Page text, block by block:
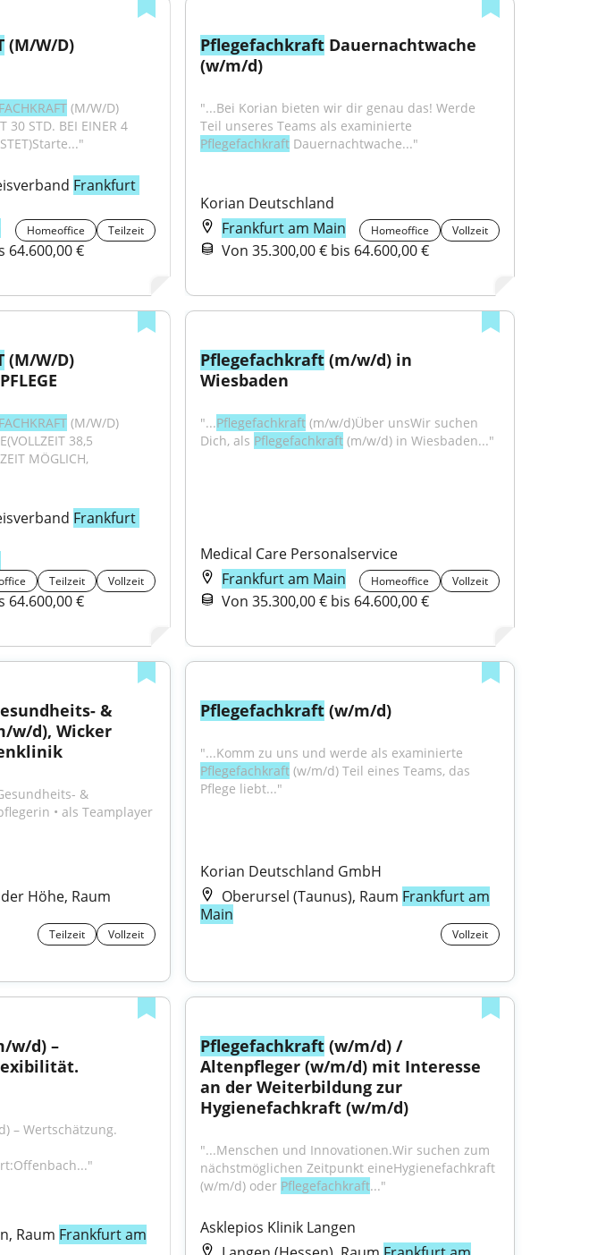
(M/W/D)
(M/W/D)
30 STD. BEI EINER 4
Frankfurt
Homeoffice Teilzeit
64.600,00 €
Pflegefachkraft Dauernachtwache
(w/m/d)
"...Bei Korian bieten wir dir genau das! Werde
Pflegefachkraft Dauernachtwache..."
Korian Deutschland
Frankfurt am Main
Homeoffice Vollzeit
Von 35.300,00 € bis 64.600,00 €
(M/W/D)
(M/W/D)
38,5
MÖGLICH,
Frankfurt
Teilzeit Vollzeit
64.600,00 €
Pflegefachkraft (m/w/d) in
Wiesbaden
"...Pflegefachkraft (m/w/d)Über unsWir suchen
Dich, als Pflegefachkraft (m/w/d) in Wiesbaden..."
Medical Care Personalservice
Frankfurt am Main
Homeoffice Vollzeit
Von 35.300,00 € bis 64.600,00 €
&
w/d), Wicker
&
• als Teamplayer
Höhe, Raum
Teilzeit Vollzeit
Pflegefachkraft (w/m/d)
Pflegefachkraft (w/m/d) Teil eines Teams, das
Pflege liebt..."
Korian Deutschland GmbH
Oberursel (Taunus), Raum Frankfurt am
Main
Vollzeit
w/d) –
– Wertschätzung.
Raum Frankfurt am
Pflegefachkraft (w/m/d) /
Altenpfleger (w/m/d) mit Interesse
an der Weiterbildung zur
Hygienefachkraft (w/m/d)
"...Menschen und Innovationen.Wir suchen zum
nächstmöglichen Zeitpunkt eineHygienefachkraft
(w/m/d) oder Pflegefachkraft..."
Asklepios Klinik Langen